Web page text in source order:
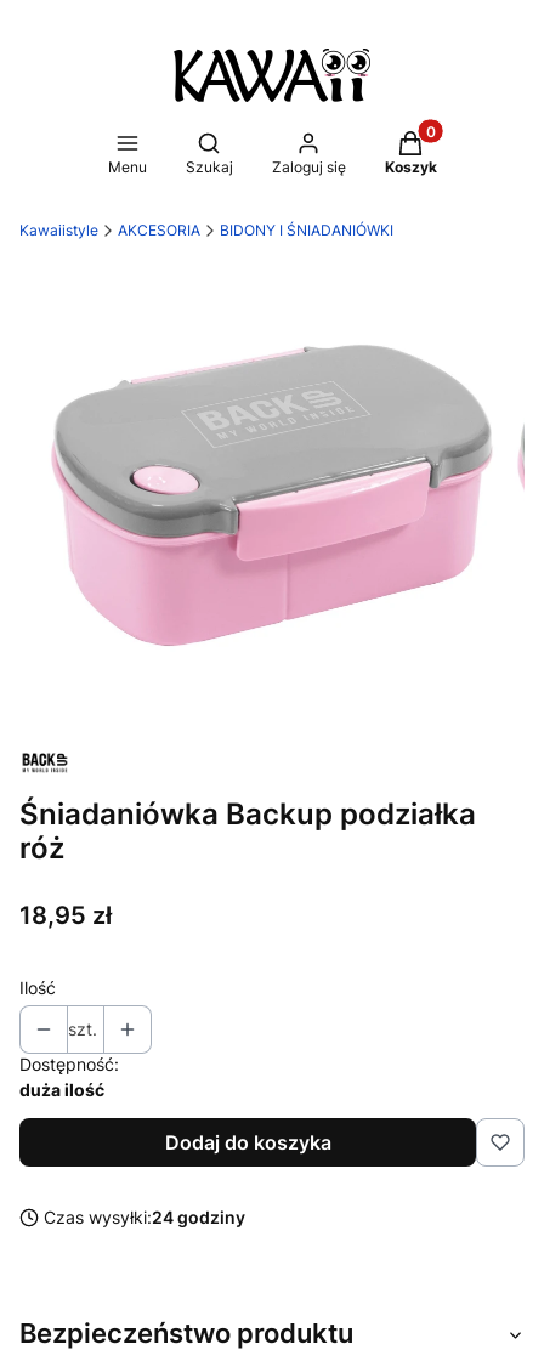
Menu
Otwórz wyszukiwarkę
Szukaj Zaloguj się
Produkty w
Koszyk
Kawaiistyle AKCESORIA BIDONY I ŚNIADANIÓWKI
Śniadaniówka Backup podziałka
róż
Cena
18,95 zł
Ilość
szt.
Dostępność:
duża ilość
Dodaj do koszyka
Czas wysyłki:24 godziny
Bezpieczeństwo produktu